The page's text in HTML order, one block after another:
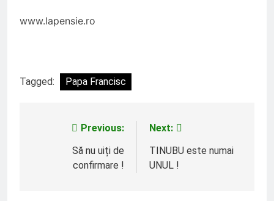
www.lapensie.ro
Tagged: Papa Francisc
NavigarePrevious:
Să nu uiți de
confirmare !
Next:
TINUBU este numai
UNUL !